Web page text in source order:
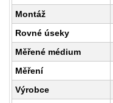
Montáž
Rovné úseky
Měřené médium
Měření
Výrobce